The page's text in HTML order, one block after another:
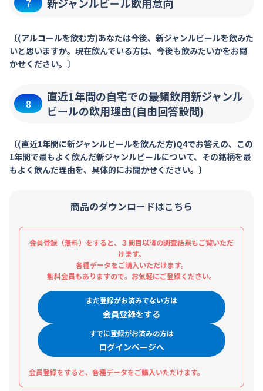
7
〔(アルコールを飲む方)あなたは今後、新ジャンルビールを飲みた
いと思いますか。現在飲んでいる方は、今後も飲みたいかをお聞
かせください。〕
8
直近1年間の自宅での最頻飲用新ジャンル
ビールの飲用理由(自由回答設問)
〔(直近1年間に新ジャンルビールを飲んだ方)Q4でお答えの、この
1年間で最もよく飲んだ新ジャンルビールについて、その銘柄を最
もよく飲んだ理由を、具体的にお聞かせください。〕
商品のダウンロードはこちら
会員登録（無料）をすると、３問目以降の調査結果もご覧いただ
けます。
各種データをご購入いただけます。
無料会員もありますので。お気軽にご登録ください。
まだ登録がお済みでない方は
会員登録をする
すでに登録がお済みの方は
ログインページへ
会員登録をすると、各種データをご購入いただけます。